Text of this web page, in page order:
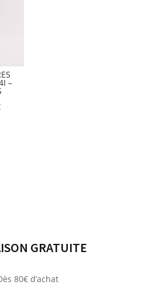
–
Le
GRATUITE
80€ d’achat